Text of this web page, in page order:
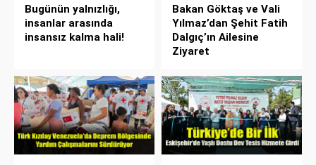
Bugünün yalnızlığı,
insanlar arasında
insansız kalma hali!
Bakan Göktaş ve Vali
Yılmaz’dan Şehit Fatih
Dalgıç’ın Ailesine
Ziyaret